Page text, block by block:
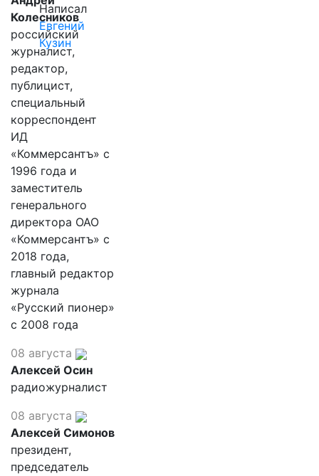
Написал
Евгений
Кузин
Колесников
российский
журналист,
редактор,
публицист,
специальный
корреспондент
ИД
«Коммерсантъ» с
1996 года и
заместитель
генерального
директора ОАО
«Коммерсантъ» с
2018 года,
главный редактор
журнала
«Русский пионер»
с 2008 года
08 августа
Алексей Осин
радиожурналист
08 августа
Алексей Симонов
президент,
председатель